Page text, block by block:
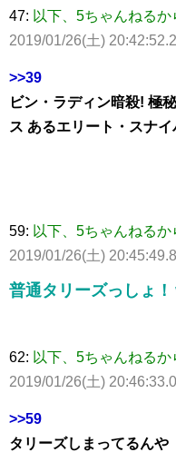
47: 以下、5ちゃんねる
2019/01/26(土)
>>39
ビン・ラディン暗殺! 極
ス あるエリート・スナイ
59: 以下、5ちゃんねる
2019/01/26(土)
普通タリーズっしょ！
62: 以下、5ちゃんねる
2019/01/26(土)
>>59
タリーズしまってるんや